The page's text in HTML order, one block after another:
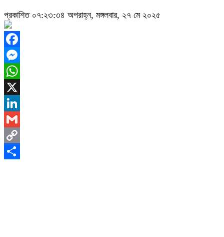
প্রকাশিত ০৭:২৩:৩৪ অপরাহ্ন, মঙ্গলবার, ২৭ মে ২০২৫
Facebook
Messenger
WhatsApp
X
LinkedIn
Gmail
Copy